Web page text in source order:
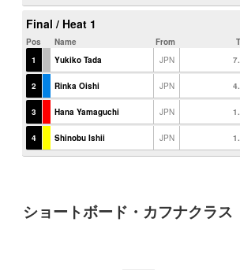
ショートボード・カフナクラス